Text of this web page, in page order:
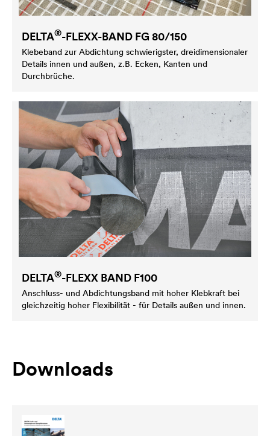
DELTA®-FLEXX-BAND FG 80/150
Klebeband zur Abdichtung schwierigster, dreidimensionaler
Details innen und außen, z.B. Ecken, Kanten und
Durchbrüche.
DELTA®-FLEXX BAND F100
Anschluss- und Abdichtungsband mit hoher Klebkraft bei
gleichzeitig hoher Flexibilität - für Details außen und innen.
Downloads